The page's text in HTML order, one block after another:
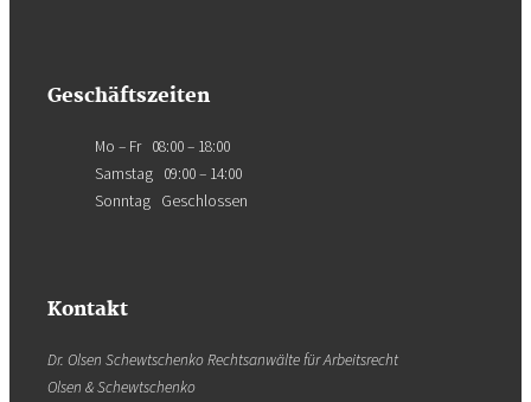
Geschäftszeiten
Mo – Fr 08:00 – 18:00
Samstag 09:00 – 14:00
Sonntag Geschlossen
Kontakt
Dr. Olsen Schewtschenko Rechtsanwälte für Arbeitsrecht
Olsen & Schewtschenko